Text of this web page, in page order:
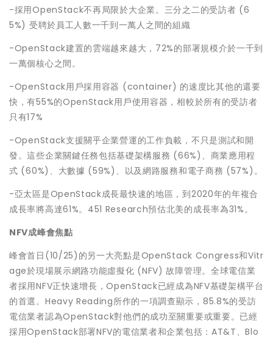
-採用OpenStack不再局限於大企業。三分之二的受訪者 (6
5%) 受聘於員工人數一千到一萬人之間的組織
-OpenStack建置的雲端越來越大，72%的部署規模介於一千到
一萬個核心之間。
-OpenStack用戶採用容器 (container) 的速度比其他的還要
快，有55%的OpenStack用戶使用容器，相較於所有的受訪者
只有17%
-OpenStack支援關乎企業營運的工作負載，不只是測試和開
發。這些企業關鍵任務包括基礎架構服務 (66%)、商業應用程
式 (60%)、大數據 (59%)、以及網路服務和電子商務 (57%)。
-亞太區是OpenStack成長最快速的地區，到2020年的年複合
成長率將高達61%。451 Research預估北美的成長率為31%。
NFV成峰會焦點
峰會首日(10/25)的另一大亮點是OpenStack Congress和Vitr
age於現場展示網路功能虛擬化 (NFV) 故障管理。全球電信業
者採用NFV正快速增長，OpenStack已經成為NFV基礎架構平台
的首選。Heavy Reading所作的一項調查顯示，85.8%的受訪
電信業者認為OpenStack對他們的成功至關重要或重要。已經
採用OpenStack部署NFV的電信業者和企業包括：AT&T、Blo